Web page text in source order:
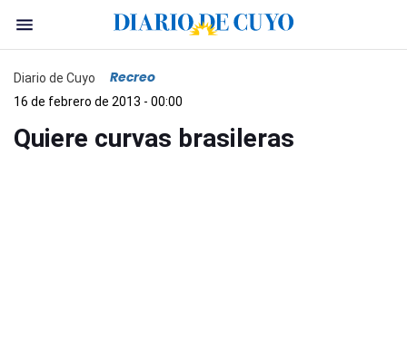
Diario de Cuyo Recreo
16 de febrero de 2013 - 00:00
Quiere curvas brasileras